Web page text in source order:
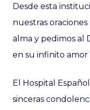
Desde esta
nuestras
alma y pedimos al
en su infinito amor
El Hospital
sinceras